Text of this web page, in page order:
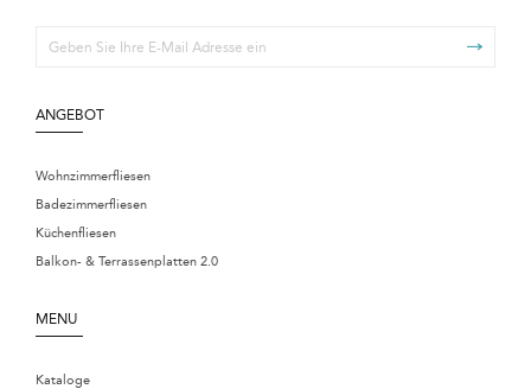
ANGEBOT
Wohnzimmerfliesen
Badezimmerfliesen
Küchenfliesen
Balkon- & Terrassenplatten 2.0
MENU
Kataloge